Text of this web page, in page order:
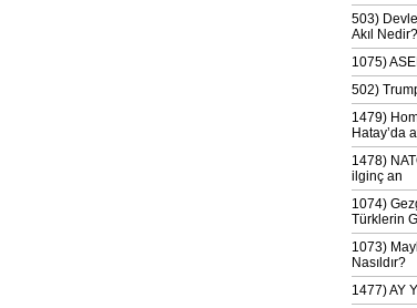
503)
Akıl
1075)
502)
1479)
Hatay’da
1478)
ilginç an
1074)
Türklerin
1073)
Nasıldır?
1477) AY